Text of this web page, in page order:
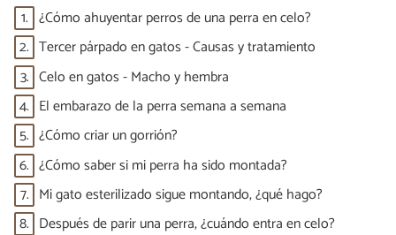
1. ¿Cómo ahuyentar perros de una perra en celo?
2. Tercer párpado en gatos - Causas y tratamiento
3. Celo en gatos - Macho y hembra
4. El embarazo de la perra semana a semana
5. ¿Cómo criar un gorrión?
6. ¿Cómo saber si mi perra ha sido montada?
7. Mi gato esterilizado sigue montando, ¿qué hago?
8. Después de parir una perra, ¿cuándo entra en celo?